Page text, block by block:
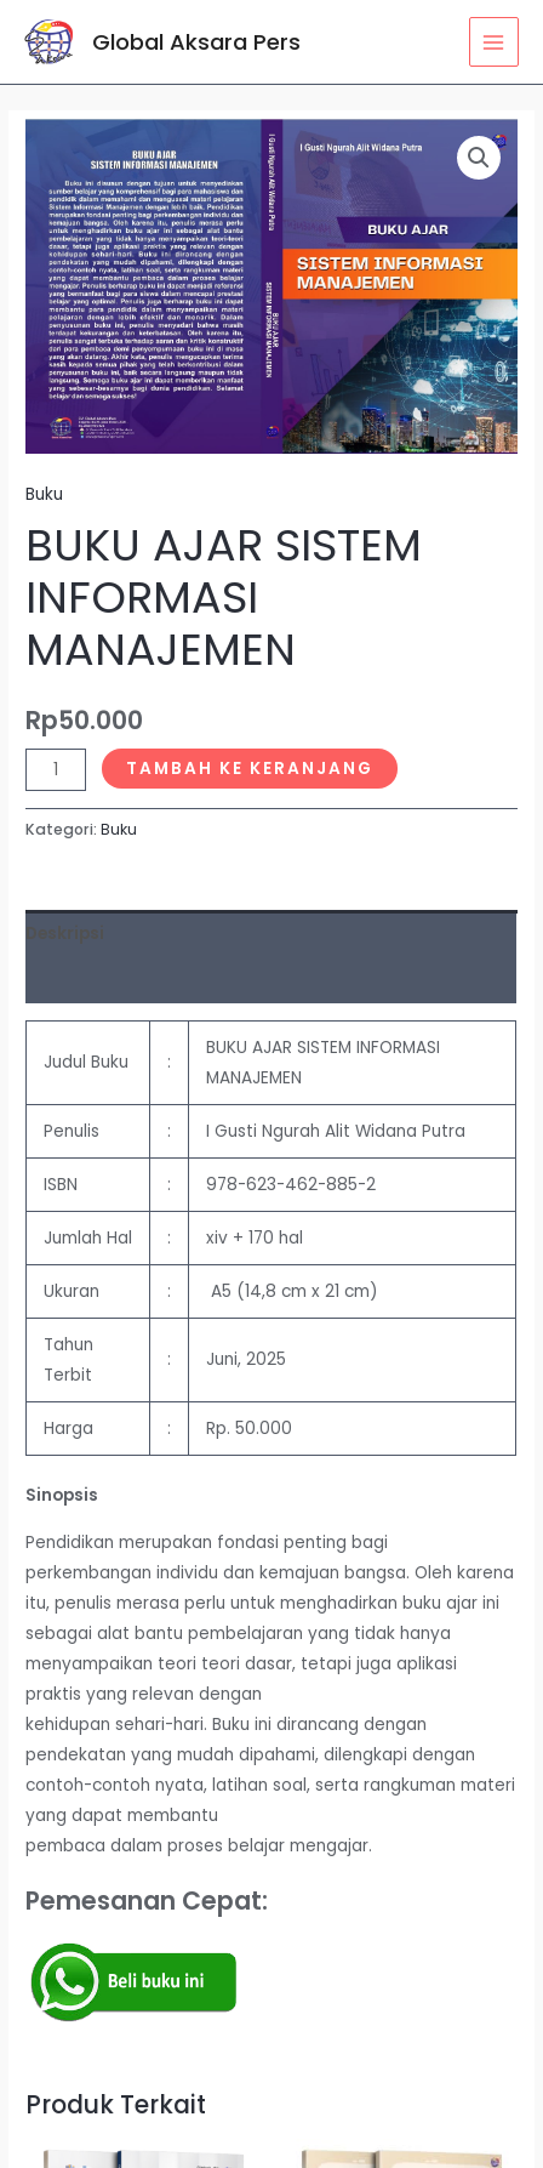
Lewati
Global Aksara Pers
Buku
BUKU AJAR SISTEM
INFORMASI
MANAJEMEN
Rp50.000
AJAR
SISTEM
INFORMASI
MANAJEMEN
TAMBAH KE KERANJANG
Kategori:Buku
Deskripsi
Judul Buku :
BUKU AJAR SISTEM INFORMASI
MANAJEMEN
Penulis : I Gusti Ngurah Alit Widana Putra
ISBN : 978-623-462-885-2
Jumlah Hal : xiv + 170 hal
Ukuran : A5 (14,8 cm x 21 cm)
Tahun
Terbit
: Juni, 2025
Harga : Rp. 50.000
Sinopsis
Pendidikan merupakan fondasi penting bagi
perkembangan individu dan kemajuan bangsa. Oleh karena
itu, penulis merasa perlu untuk menghadirkan buku ajar ini
sebagai alat bantu pembelajaran yang tidak hanya
menyampaikan teori teori dasar, tetapi juga aplikasi
praktis yang relevan dengan
kehidupan sehari-hari. Buku ini dirancang dengan
pendekatan yang mudah dipahami, dilengkapi dengan
contoh-contoh nyata, latihan soal, serta rangkuman materi
yang dapat membantu
pembaca dalam proses belajar mengajar.
Pemesanan Cepat:
Produk Terkait